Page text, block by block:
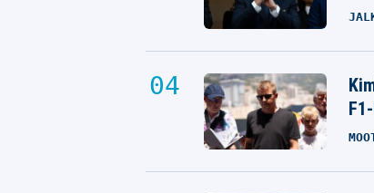
USA:n NHL-tähdet saapuivat